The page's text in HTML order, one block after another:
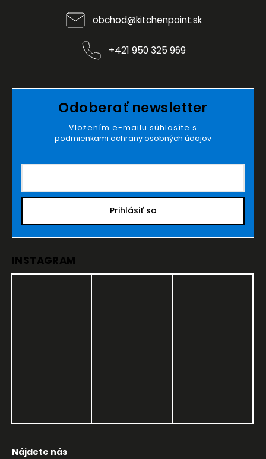
obchod@kitchenpoint.sk
+421 950 325 969
Odoberať newsletter
Vložením e-mailu súhlasíte s
podmienkami ochrany osobných údajov
Prihlásiť sa
INSTAGRAM
Nájdete nás